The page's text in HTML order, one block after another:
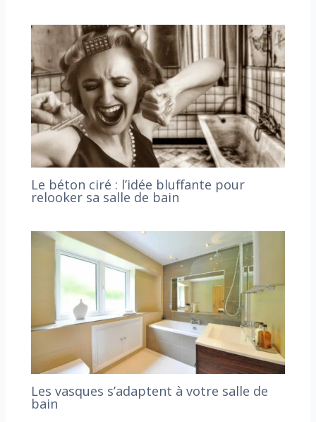
Le béton ciré : l’idée bluffante pour
relooker sa salle de bain
Les vasques s’adaptent à votre salle de
bain